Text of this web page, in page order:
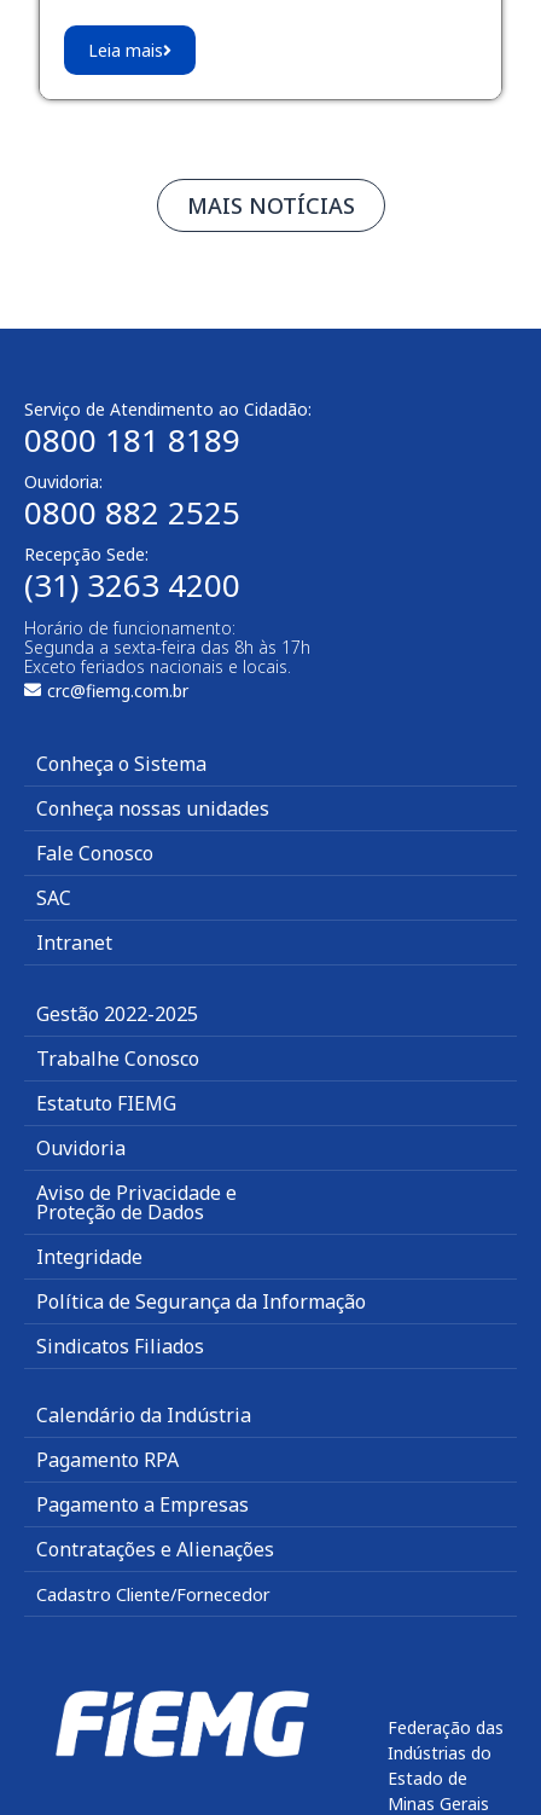
Leia mais
MAIS NOTÍCIAS
Serviço de Atendimento ao Cidadão:
0800 181 8189
Ouvidoria:
0800 882 2525
Recepção Sede:
(31) 3263 4200
Horário de funcionamento:
Segunda a sexta-feira das 8h às 17h
Exceto feriados nacionais e locais.
crc@fiemg.com.br
Conheça o Sistema
Conheça nossas unidades
Fale Conosco
SAC
Intranet
Gestão 2022-2025
Trabalhe Conosco
Estatuto FIEMG
Ouvidoria
Aviso de Privacidade e
Proteção de Dados
Integridade
Política de Segurança da Informação
Sindicatos Filiados
Calendário da Indústria
Pagamento RPA
Pagamento a Empresas
Contratações e Alienações
Cadastro Cliente/Fornecedor
Federação das
Indústrias do
Estado de
Minas Gerais